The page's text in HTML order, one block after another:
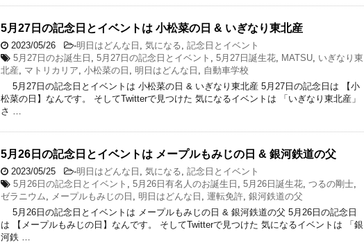
5月27日の記念日とイベントは 小松菜の日 & いぎなり東北産
2023/05/26 -明日はどんな日 , 気になる, 記念日とイベント
5月27日のお誕生日 , 5月27日の記念日とイベント , 5月27日誕生花, MATSU, いぎなり東
北産, マトリカリア, 小松菜の日 , 明日はどんな日 , 自動車学校
5月27日の記念日とイベントは 小松菜の日 & いぎなり東北産 5月27日の記念日は 【小
松菜の日】なんです。 そしてTwitterで見つけた 気になるイベントは 「いぎなり東北産」
さ …
5月26日の記念日とイベントは メープルもみじの日 & 銀河鉄道の父
2023/05/25 -明日はどんな日 , 気になる, 記念日とイベント
5月26日の記念日とイベント , 5月26日有名人のお誕生日 , 5月26日誕生花, つるの剛士,
ゼラニウム, メープルもみじの日 , 明日はどんな日 , 運転免許, 銀河鉄道の父
5月26日の記念日とイベントは メープルもみじの日 & 銀河鉄道の父 5月26日の記念日
は 【メープルもみじの日】なんです。 そしてTwitterで見つけた 気になるイベントは 「銀
河鉄 …